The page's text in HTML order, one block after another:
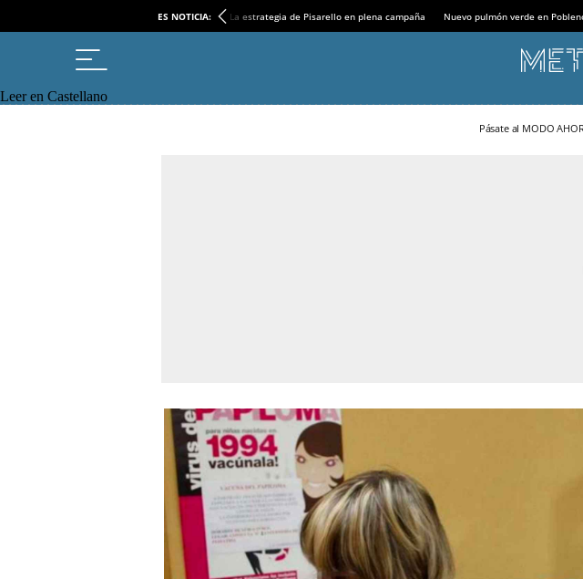
ES NOTICIA: La estrategia de Pisarello en plena campaña Nuevo pulmón verde en
Leer en Castellano
Pásate al MODO